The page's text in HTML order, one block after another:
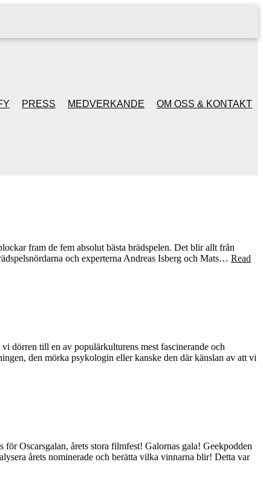
PRESS MEDVERKANDE OM OSS & KONTAKT
fram de fem absolut bästa brädspelen. Det blir allt från
och experterna Andreas Isberg och Mats… Read
dörren till en av populärkulturens mest fascinerande och
den mörka psykologin eller kanske den där känslan av att vi
Oscarsgalan, årets stora filmfest! Galornas gala! Geekpodden
årets nominerade och berätta vilka vinnarna blir! Detta var